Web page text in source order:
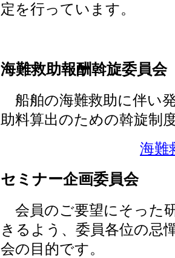
定を行っています。
海難救助報酬斡旋委員会
船舶の海難救助に伴い
助料算出のための斡旋制
海難
セミナー企画委員会
会員のご要望にそった
きるよう、委員各位の忌
会の目的です。